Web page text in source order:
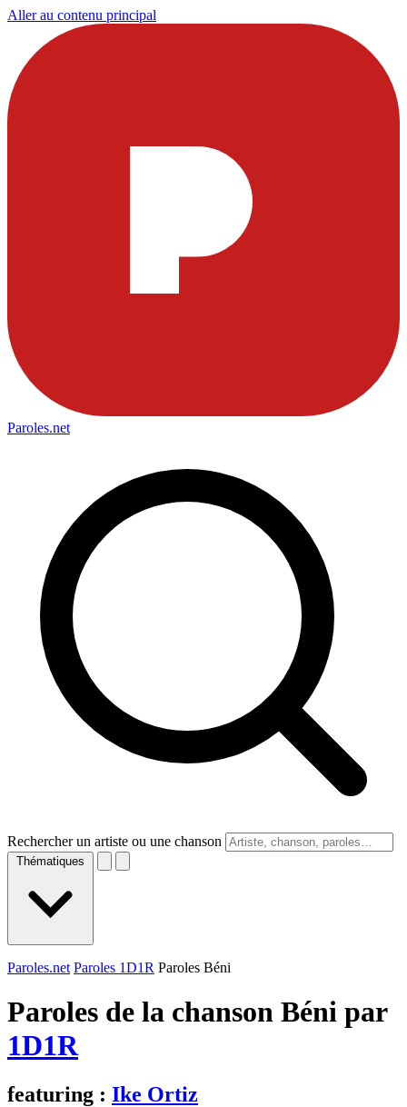
Aller au contenu principal
Paroles.net
Rechercher un artiste ou une chanson
Thématiques
Paroles.net Paroles 1D1R Paroles Béni
Paroles de la chanson Béni par
1D1R
featuring : Ike Ortiz